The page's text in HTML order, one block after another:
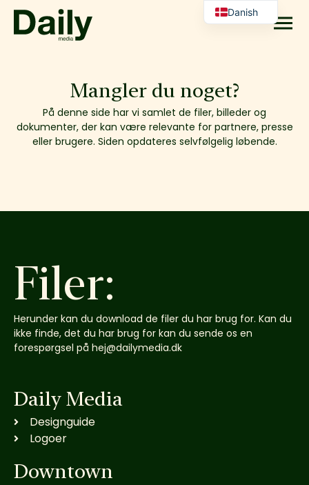
Mangler du noget?
På denne side har vi samlet de filer, billeder og
dokumenter, der kan være relevante for partnere, presse
eller brugere. Siden opdateres selvfølgelig løbende.
Filer:
Herunder kan du download de filer du har brug for. Kan du
ikke finde, det du har brug for kan du sende os en
forespørgsel på hej@dailymedia.dk
Daily Media
Designguide
Logoer
Downtown
Danish